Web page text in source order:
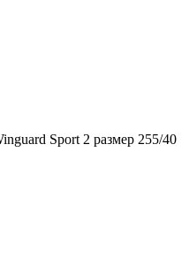
Sport 2 размер 255/40